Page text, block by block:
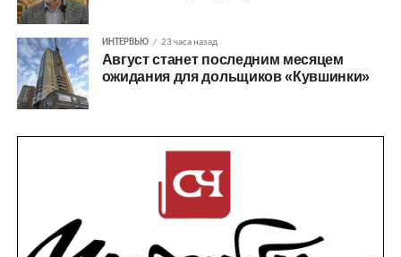
ИНТЕРВЬЮ 23 часа назад
Август станет последним месяцем
ожидания для дольщиков «Кувшинки»